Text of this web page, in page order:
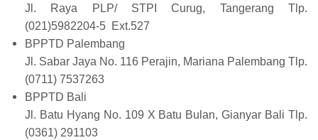
Jl. Raya PLP/ STPI Curug, Tangerang Tlp.
(021)5982204-5 Ext.527
BPPTD Palembang
Jl. Sabar Jaya No. 116 Perajin, Mariana Palembang Tlp.
(0711) 7537263
BPPTD Bali
Jl. Batu Hyang No. 109 X Batu Bulan, Gianyar Bali Tlp.
(0361) 291103